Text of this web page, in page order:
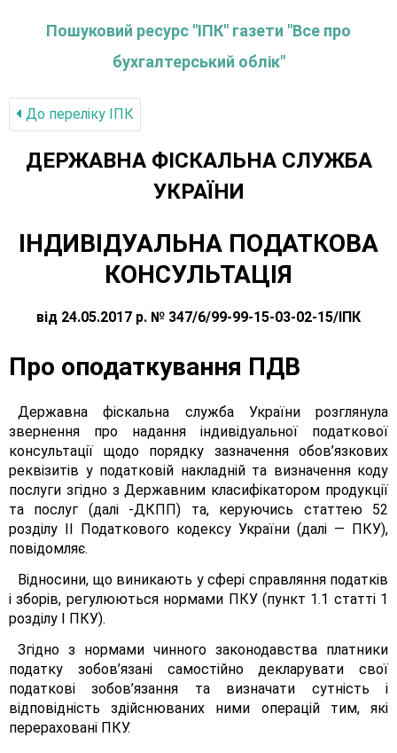
Пошуковий ресурс "ІПК" газети "Все про
бухгалтерський облік"
До переліку IПК
ДЕРЖАВНА ФІСКАЛЬНА СЛУЖБА
УКРАЇНИ
ІНДИВІДУАЛЬНА ПОДАТКОВА
КОНСУЛЬТАЦІЯ
від 24.05.2017 р. № 347/6/99-99-15-03-02-15/ІПК
Про оподаткування ПДВ
Державна фіскальна служба України розглянула
звернення про надання індивідуальної податкової
консультації щодо порядку зазначення обов’язкових
реквізитів у податковій накладній та визначення коду
послуги згідно з Державним класифікатором продукції
та послуг (далі -ДКПП) та, керуючись статтею 52
розділу II Податкового кодексу України (далі — ПКУ),
повідомляє.
Відносини, що виникають у сфері справляння податків
і зборів, регулюються нормами ПКУ (пункт 1.1 статті 1
розділу І ПКУ).
Згідно з нормами чинного законодавства платники
податку зобов’язані самостійно декларувати свої
податкові зобов’язання та визначати сутність і
відповідність здійснюваних ними операцій тим, які
перераховані ПКУ.